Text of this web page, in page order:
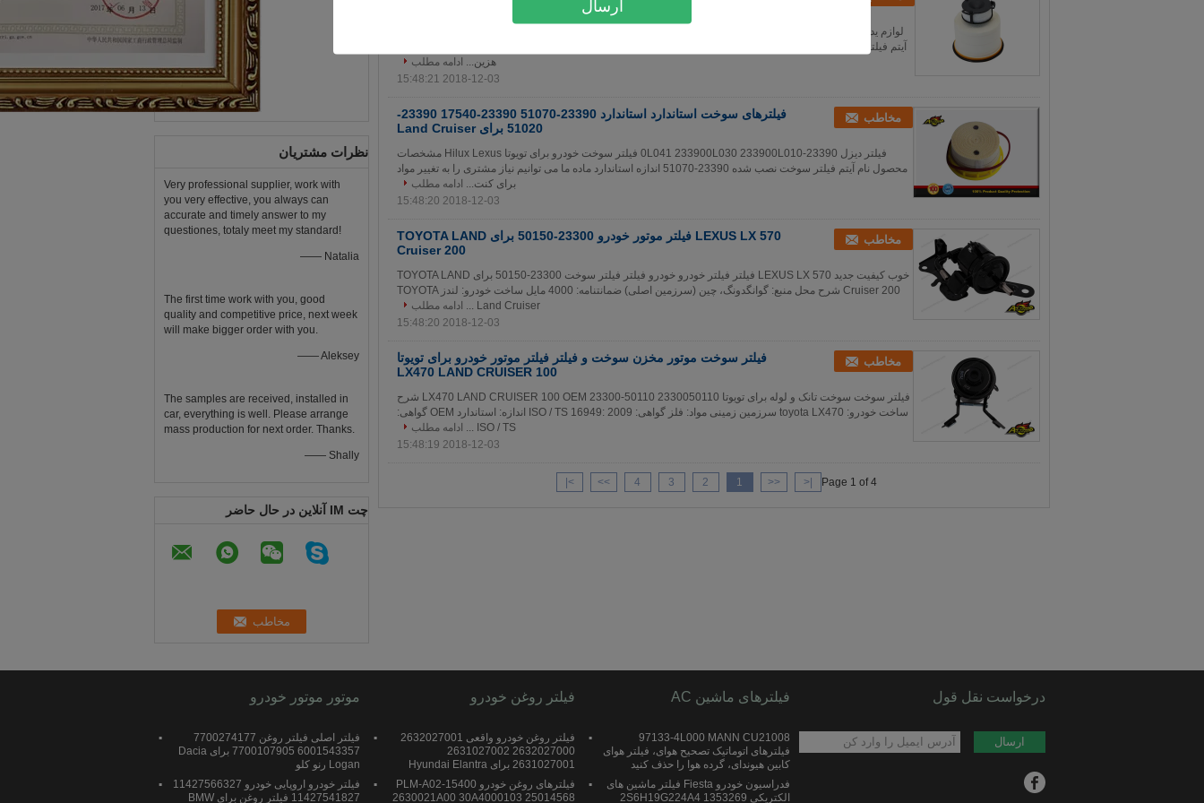
ارسال
نظرات مشتریان
Very professional supplier, work with
you very effective, you always can
accurate and timely answer to my
questiones, totaly meet my standard!
—— Natalia
The first time work with you, good
quality and competitive price, next week
will make bigger order with you.
—— Aleksey
The samples are received, installed in
car, everything is well. Please arrange
mass production for next order. Thanks.
—— Shally
چت IM آنلاین در حال حاضر
هزین... ادامه مطلب
2018-12-03 15:48:21
فیلترهای سوخت استاندارد استاندارد 23390-51070 23390-17540 23390-
51020 برای Land Cruiser
مخاطب
فیلتر دیزل 23390-0L041 233900L030 233900L010 فیلتر سوخت خودرو برای تویوتا Hilux Lexus مشخصات
محصول نام آیتم فیلتر سوخت نصب شده 23390-51070 اندازه استاندارد ماده ما می توانیم نیاز مشتری را به تغییر مواد
برای کنت... ادامه مطلب
2018-12-03 15:48:20
LEXUS LX 570 فیلتر موتور خودرو 23300-50150 برای TOYOTA LAND
Cruiser 200
مخاطب
خوب کیفیت جدید LEXUS LX 570 فیلتر فیلتر خودرو خودرو فیلتر فیلتر سوخت 23300-50150 برای TOYOTA LAND
Cruiser 200 شرح محل منبع: گوانگدونگ، چین (سرزمین اصلی) ضمانتنامه: 4000 مایل ساخت خودرو: لندز TOYOTA
Land Cruiser ...
ادامه مطلب
2018-12-03 15:48:20
فیلتر سوخت موتور مخزن سوخت و فیلتر فیلتر موتور خودرو برای تویوتا
LX470 LAND CRUISER 100
مخاطب
فیلتر سوخت سوخت تانک و لوله برای تویوتا LX470 LAND CRUISER 100 OEM 23300-50110 2330050110 شرح
ساخت خودرو: toyota LX470 سرزمین زمینی مواد: فلز گواهی: ISO / TS 16949: 2009 اندازه: استاندارد OEM گواهی:
ISO / TS ...
ادامه مطلب
2018-12-03 15:48:19
Page 1 of 4
|<
<<
1
2
3
4
>>
>|
موتور موتور خودرو
فیلتر اصلی فیلتر روغن 7700274177
6001543357 7700107905 برای Dacia
Logan رنو کلو
فیلتر خودرو اروپایی خودرو 11427566327
11427541827 فیلتر روغن برای BMW
فیلتر روغن خودرو
فیلتر روغن خودرو واقعی 2632027001
2632027000 2631027002
2631027001 برای Hyundai Elantra
فیلترهای روغن خودرو 15400-PLM-A02
2630021A00 30A4000103 25014568
فیلترهای ماشین AC
97133-4L000 MANN CU21008
فیلترهای اتوماتیک تصحیح هوای، فیلتر هوای
کابین هیوندای، گرده هوا را حذف کنید
فدراسیون خودرو Fiesta فیلتر ماشین های
الکتریکی 1353269 2S6H19G224A4
درخواست نقل قول
ارسال